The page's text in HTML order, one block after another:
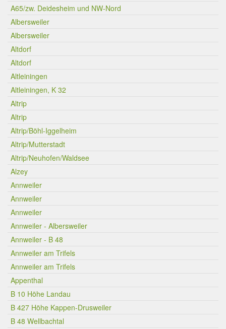
A65/zw. Deidesheim und NW-Nord
Albersweiler
Albersweiler
Altdorf
Altdorf
Altleiningen
Altleiningen, K 32
Altrip
Altrip
Altrip/Böhl-Iggelheim
Altrip/Mutterstadt
Altrip/Neuhofen/Waldsee
Alzey
Annweiler
Annweiler
Annweiler
Annweiler - Albersweiler
Annweiler - B 48
Annweiler am Trifels
Annweiler am Trifels
Appenthal
B 10 Höhe Landau
B 427 Höhe Kappen-Drusweiler
B 48 Wellbachtal